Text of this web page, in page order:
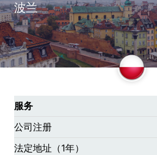
波兰
服务
公司注册
法定地址（1年）